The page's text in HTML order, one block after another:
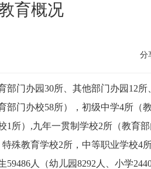
育概况
分
门办园30所、其他部门办园12所
门办校58所），初级中学4所（
1所）,九年一贯制学校2所（教育
殊教育学校2所，中等职业学校4
人（幼儿园8292人、小学